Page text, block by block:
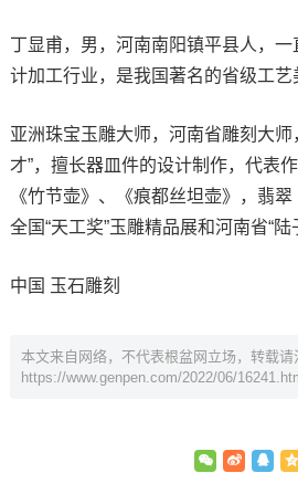
丁显甫，男，河南南阳镇平县人，
计加工行业，是我国著名的省级工艺
亚洲珠宝玉雕大师，河南省雕刻大师
才”，擅长器皿件的设计制作，代表
《竹节壶》、《痕都丝坦壶》，翡
全国“天工奖”玉雕精品展和河南省“
中国 玉石雕刻
本文来自网络，不代表根盆网立场，转载请
https://www.genpen.com/2022/06/